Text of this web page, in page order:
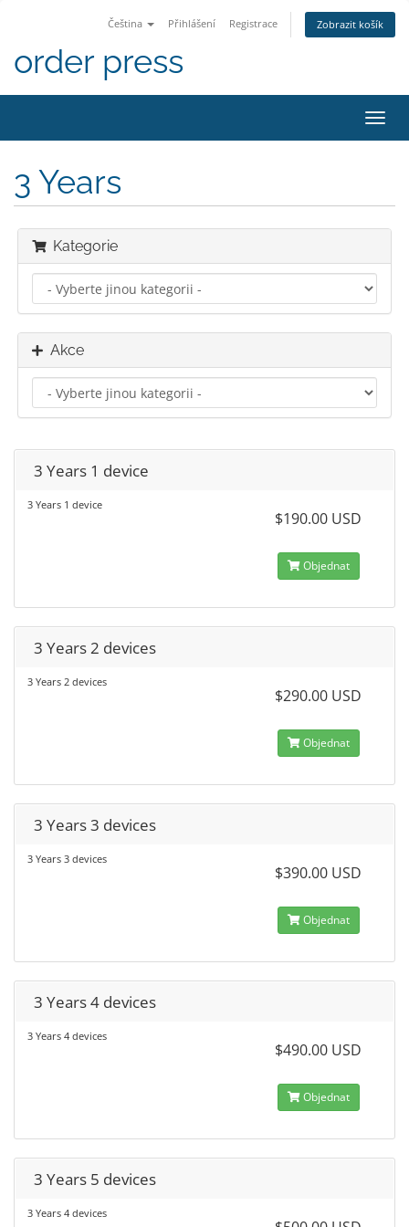
Čeština Přihlášení Registrace Zobrazit košík
order press
3 Years
Kategorie
Akce
3 Years 1 device
3 Years 1 device
$190.00 USD
Objednat
3 Years 2 devices
3 Years 2 devices
$290.00 USD
Objednat
3 Years 3 devices
3 Years 3 devices
$390.00 USD
Objednat
3 Years 4 devices
3 Years 4 devices
$490.00 USD
Objednat
3 Years 5 devices
3 Years 4 devices